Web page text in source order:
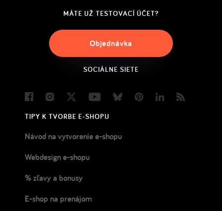
MÁTE UŽ TESTOVACÍ ÚČET?
Objednávka
SOCIÁLNE SIETE
FacebookInstagram
Twitter YoutubeBlueskyPinterestLinkedIn
TIPY K TVORBE E-SHOPU
Návod na vytvorenie e-shopu
Webdesign e-shopu
% zľavy a bonusy
E-shop na prenájom